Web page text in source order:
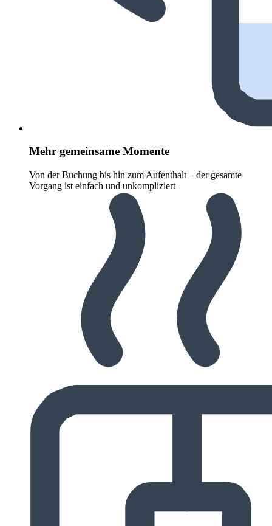
Mehr gemeinsame Momente
Von der Buchung bis hin zum Aufenthalt – der gesamte
Vorgang ist einfach und unkompliziert